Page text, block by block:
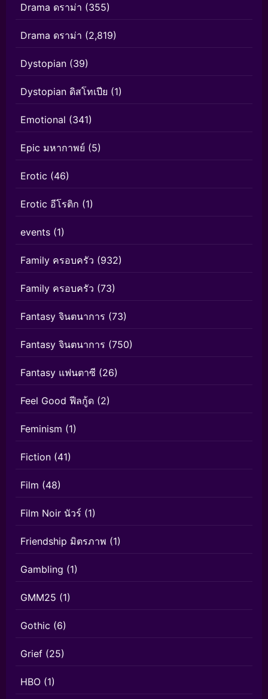
Drama ดราม่า (355)
Drama ดราม่า (2,819)
Dystopian (39)
Dystopian ดิสโทเปีย (1)
Emotional (341)
Epic มหากาพย์ (5)
Erotic (46)
Erotic อีโรติก (1)
events (1)
Family ครอบครัว (932)
Family ครอบครัว (73)
Fantasy จินตนาการ (73)
Fantasy จินตนาการ (750)
Fantasy แฟนตาซี (26)
Feel Good ฟีลกู้ด (2)
Feminism (1)
Fiction (41)
Film (48)
Film Noir นัวร์ (1)
Friendship มิตรภาพ (1)
Gambling (1)
GMM25 (1)
Gothic (6)
Grief (25)
HBO (1)